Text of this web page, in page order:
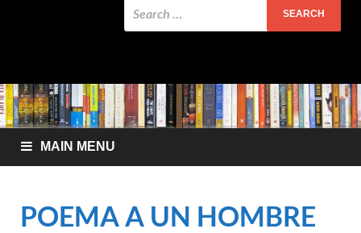
MAIN MENU
POEMA A UN HOMBRE